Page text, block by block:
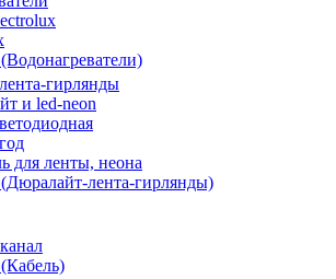
гирлянды
и led-neon
для ленты, неона
лента-гирлянды)